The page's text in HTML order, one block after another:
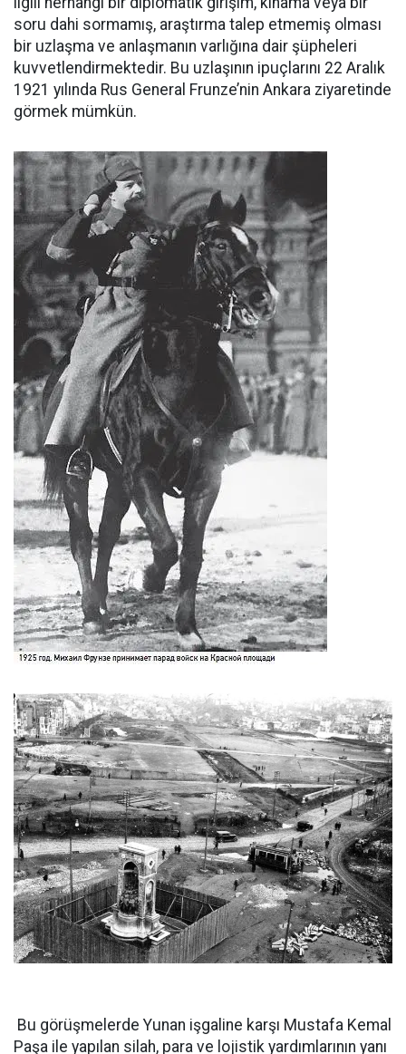
soru dahi sormamış, araştırma talep etmemiş olması
bir uzlaşma ve anlaşmanın varlığına dair şüpheleri
kuvvetlendirmektedir. Bu uzlaşının ipuçlarını 22 Aralık
1921 yılında Rus General Frunze’nin Ankara ziyaretinde
görmek mümkün.
Bu görüşmelerde Yunan işgaline karşı Mustafa Kemal
Paşa ile yapılan silah, para ve lojistik yardımlarının yanı